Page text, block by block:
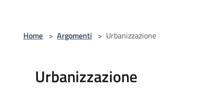
Home > Argomenti > Urbanizzazione
Urbanizzazione